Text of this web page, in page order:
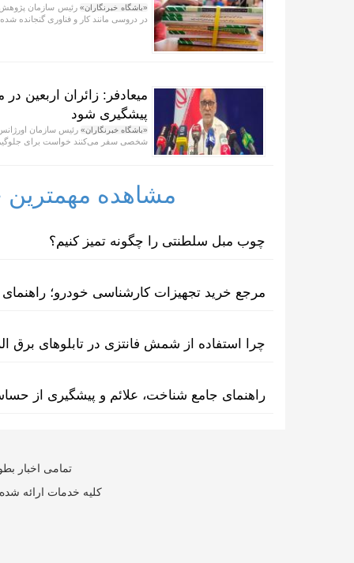
«باشگاه خبرنگاران»رئیس سازمان
در دروسی مانند کار و فناوری گنجانده
میعادفر: زائران اربعین
پیشگیری شود
«باشگاه خبرنگاران» رئیس سازمان
شخصی سفر می‌کنند خواست برای
مشاهده مهمترین
چوب مبل سلطنتی را چگونه تمیز کنیم؟
مرجع خرید تجهیزات کارشناسی خودرو؛
چرا استفاده از شمش فانتزی در تابلوهای برق
راهنمای جامع شناخت، علائم و پیشگیری از
تمامی اخبار
کلیه خدمات ارائه